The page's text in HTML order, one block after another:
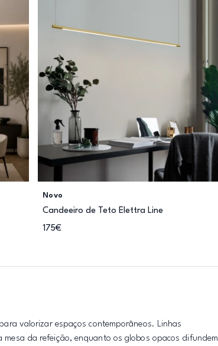
Novo
Candeeiro de Teto Elettra Line
175€
valorizar espaços contemporâneos. Linhas
mesa da refeição, enquanto os globos opacos difundem